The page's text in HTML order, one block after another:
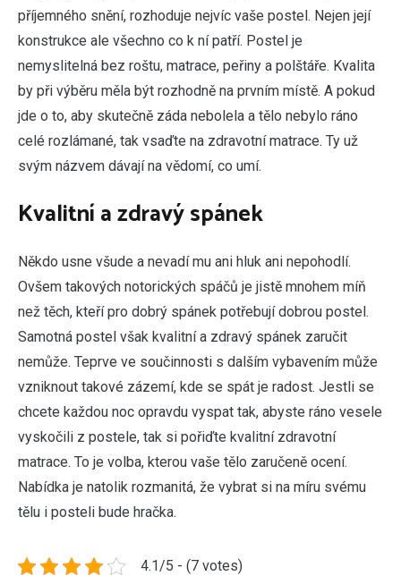
příjemného snění, rozhoduje nejvíc vaše postel. Nejen její
konstrukce ale všechno co k ní patří. Postel je
nemyslitelná bez roštu, matrace, peřiny a polštáře. Kvalita
by při výběru měla být rozhodně na prvním místě. A pokud
jde o to, aby skutečně záda nebolela a tělo nebylo ráno
celé rozlámané, tak vsaďte na zdravotní matrace. Ty už
svým názvem dávají na vědomí, co umí.
Kvalitní a zdravý spánek
Někdo usne všude a nevadí mu ani hluk ani nepohodlí.
Ovšem takových notorických spáčů je jistě mnohem míň
než těch, kteří pro dobrý spánek potřebují dobrou postel.
Samotná postel však kvalitní a zdravý spánek zaručit
nemůže. Teprve ve součinnosti s dalším vybavením může
vzniknout takové zázemí, kde se spát je radost. Jestli se
chcete každou noc opravdu vyspat tak, abyste ráno vesele
vyskočili z postele, tak si pořiďte kvalitní zdravotní
matrace. To je volba, kterou vaše tělo zaručeně ocení.
Nabídka je natolik rozmanitá, že vybrat si na míru svému
tělu i posteli bude hračka.
4.1/5 - (7 votes)